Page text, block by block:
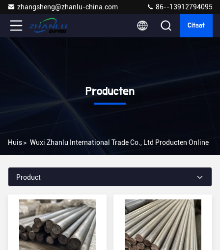
zhangsheng@zhanlu-china.com 86--13912794095
Citaat
Producten
Huis> Wuxi Zhanlu International Trade Co., Ltd Producten Online
Product